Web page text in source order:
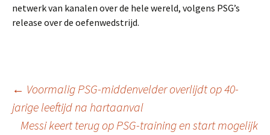
netwerk van kanalen over de hele wereld, volgens PSG’s
release over de oefenwedstrijd.
Berichtnavigatie
← Voormalig PSG-middenvelder overlijdt op 40-
jarige leeftijd na hartaanval
Messi keert terug op PSG-training en start mogelijk